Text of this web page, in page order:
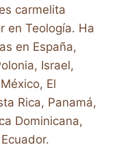
carmelita
en Teología. Ha
en España,
Israel,
El
Rica, Panamá,
Dominicana,